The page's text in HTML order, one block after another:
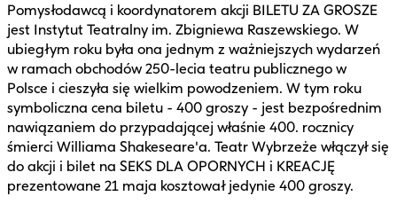
Pomysłodawcą i koordynatorem akcji BILETU ZA GROSZE
jest Instytut Teatralny im. Zbigniewa Raszewskiego. W
ubiegłym roku była ona jednym z ważniejszych wydarzeń
w ramach obchodów 250-lecia teatru publicznego w
Polsce i cieszyła się wielkim powodzeniem. W tym roku
symboliczna cena biletu - 400 groszy - jest bezpośrednim
nawiązaniem do przypadającej właśnie 400. rocznicy
śmierci Williama Shakeseare'a. Teatr Wybrzeże włączył się
do akcji i bilet na SEKS DLA OPORNYCH i KREACJĘ
prezentowane 21 maja kosztował jedynie 400 groszy.